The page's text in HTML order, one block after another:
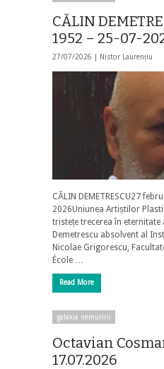
CĂLIN
1952 – 25-07-
27/07/2026 | Nistor Laurențiu
CĂLIN DEMETRESCU27
2026Uniunea Artiștilor
tristețe trecerea în
Demetrescu absolvent al
Nicolae Grigorescu,
École …
Read More
galaxia nemuririi
Octavian
17.07.2026